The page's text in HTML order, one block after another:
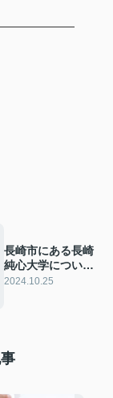
長崎市にある長崎
純心大学につい
て！概要や特徴も
2024.10.25